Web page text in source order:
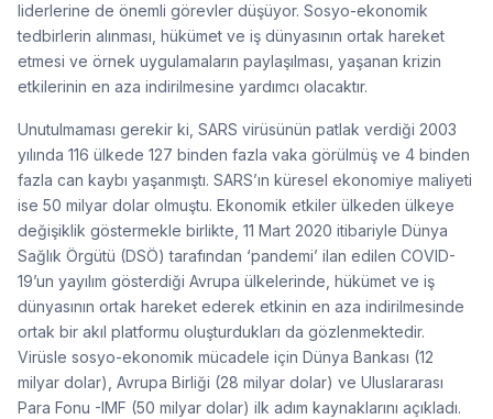
liderlerine de önemli görevler düşüyor. Sosyo-ekonomik
tedbirlerin alınması, hükümet ve iş dünyasının ortak hareket
etmesi ve örnek uygulamaların paylaşılması, yaşanan krizin
etkilerinin en aza indirilmesine yardımcı olacaktır.
Unutulmaması gerekir ki, SARS virüsünün patlak verdiği 2003
yılında 116 ülkede 127 binden fazla vaka görülmüş ve 4 binden
fazla can kaybı yaşanmıştı. SARS’ın küresel ekonomiye maliyeti
ise 50 milyar dolar olmuştu. Ekonomik etkiler ülkeden ülkeye
değişiklik göstermekle birlikte, 11 Mart 2020 itibariyle Dünya
Sağlık Örgütü (DSÖ) tarafından ‘pandemi’ ilan edilen COVID-
19’un yayılım gösterdiği Avrupa ülkelerinde, hükümet ve iş
dünyasının ortak hareket ederek etkinin en aza indirilmesinde
ortak bir akıl platformu oluşturdukları da gözlenmektedir.
Virüsle sosyo-ekonomik mücadele için Dünya Bankası (12
milyar dolar), Avrupa Birliği (28 milyar dolar) ve Uluslararası
Para Fonu -IMF (50 milyar dolar) ilk adım kaynaklarını açıkladı.